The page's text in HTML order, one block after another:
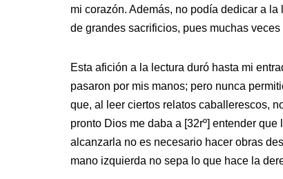
mi corazón. Además, no podía dedicar a
de grandes sacrificios, pues muchas
Esta afición a la lectura duró hasta mi
pasaron por mis manos; pero nunca
que, al leer ciertos relatos caballerescos,
pronto Dios me daba a [32rº] entender
alcanzarla no es necesario hacer obras
mano izquierda no sepa lo que hace la